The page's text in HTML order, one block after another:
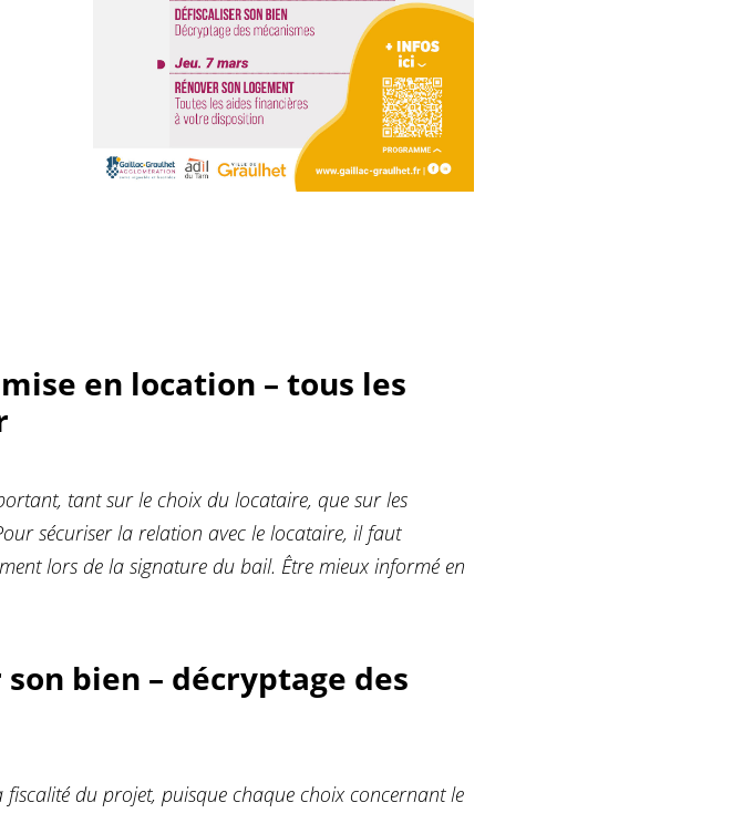
en location – tous les
tant sur le choix du locataire, que sur les
sécuriser la relation avec le locataire, il faut
lors de la signature du bail. Être mieux informé en
bien – décryptage des
fiscalité du projet, puisque chaque choix concernant le